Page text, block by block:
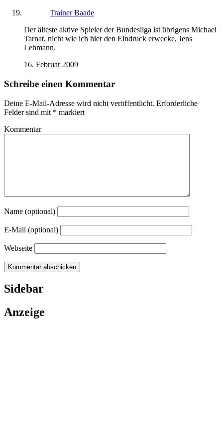
Trainer Baade
Der älteste aktive Spieler der Bundesliga ist übrigens Michael
Tarnat, nicht wie ich hier den Eindruck erwecke, Jens
Lehmann.
16. Februar 2009
Schreibe einen Kommentar
Deine E-Mail-Adresse wird nicht veröffentlicht. Erforderliche
Felder sind mit * markiert
Kommentar
Name (optional)
E-Mail (optional)
Webseite
Sidebar
Anzeige